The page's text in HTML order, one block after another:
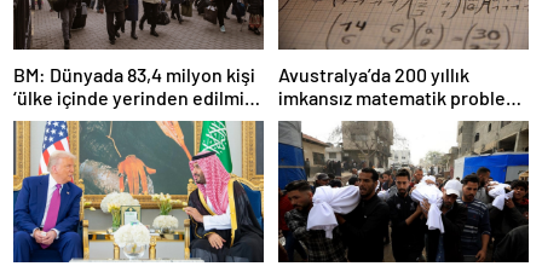
BM: Dünyada 83,4 milyon kişi
‘ülke içinde yerinden edilmiş’
olarak yaşıyor
Avustralya’da 200 yıllık
imkansız matematik problemi
çözüldü